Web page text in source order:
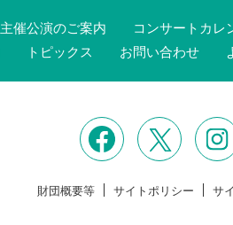
主催公演のご案内 コンサートカレ
トピックス お問い合わせ
財団概要等 サイトポリシー サ